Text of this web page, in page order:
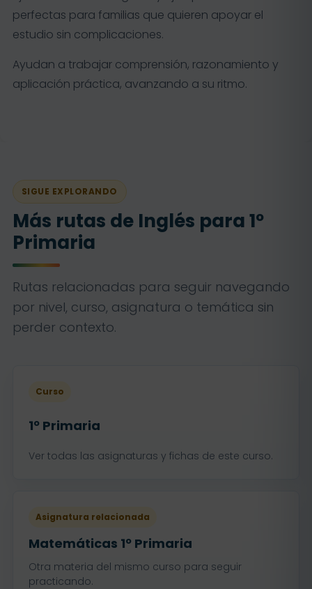
perfectas para familias que quieren apoyar el
estudio sin complicaciones.
Ayudan a trabajar comprensión, razonamiento y
aplicación práctica, avanzando a su ritmo.
SIGUE EXPLORANDO
Más rutas de Inglés para 1º
Primaria
Rutas relacionadas para seguir navegando
por nivel, curso, asignatura o temática sin
perder contexto.
Curso
1º Primaria
Ver todas las asignaturas y fichas de este curso.
Asignatura relacionada
Matemáticas 1º Primaria
Otra materia del mismo curso para seguir
practicando.